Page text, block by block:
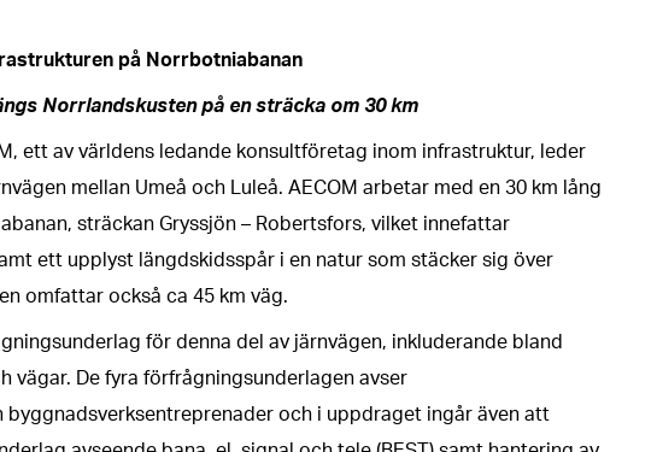
på Norrbotniabanan
Norrlandskusten på en sträcka om 30 km
ett av världens ledande konsultföretag inom infrastruktur, leder
mellan Umeå och Luleå. AECOM arbetar med en 30 km lång
sträckan Gryssjön – Robertsfors, vilket innefattar
ett upplyst längdskidsspår i en natur som stäcker sig över
omfattar också ca 45 km väg.
för denna del av järnvägen, inkluderande bland
vägar. De fyra förfrågningsunderlagen avser
och i uppdraget ingår även att